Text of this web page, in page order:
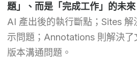
題」、而是「完成工作」的未來
AI 產出後的執行斷點；Sites 解
示問題；Annotations 則解決了
版本溝通問題。